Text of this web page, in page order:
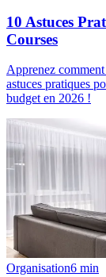
10 Astuces
Courses
Apprenez
astuces pratiques
budget en 2026 !
Organisation6 min